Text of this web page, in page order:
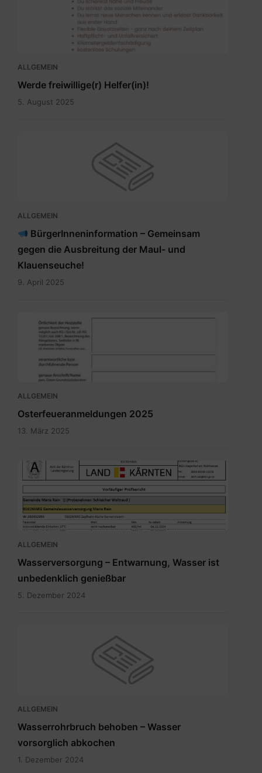
Pflegenahversorgung.pdf
ALLGEMEIN
Werde freiwillige(r) Helfer(in)!
5. August 2025
ALLGEMEIN
BürgerInneninformation – Gemeinsam
gegen die Ausbreitung der Maul- und
Klauenseuche!
9. April 2025
Meldung_Heizstelle_Brauchtumsfeuer.pdf
ALLGEMEIN
Osterfeueranmeldungen 2025
13. März 2025
Bild.png
ALLGEMEIN
Wasserversorgung – Entwarnung, Wasser ist
unbedenklich genießbar
5. Dezember 2024
ALLGEMEIN
Wasserrohrbruch behoben – Wasser
vorsorglich abkochen
1. Dezember 2024